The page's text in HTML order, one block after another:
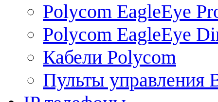
Polycom EagleEye
Polycom EagleEye
Кабели Polycom
Пульты управления